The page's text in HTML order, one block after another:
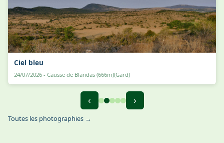
Ciel bleu
24/07/2026 - Causse de Blandas (666m)(Gard)
‹ ›
Toutes les photographies →